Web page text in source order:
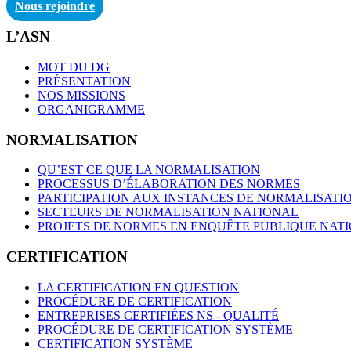
Nous rejoindre
L’ASN
MOT DU DG
PRÉSENTATION
NOS MISSIONS
ORGANIGRAMME
NORMALISATION
QU’EST CE QUE LA NORMALISATION
PROCESSUS D’ÉLABORATION DES NORMES
PARTICIPATION AUX INSTANCES DE
SECTEURS DE NORMALISATION NATIONAL
PROJETS DE NORMES EN ENQUÊTE PUBLIQUE
CERTIFICATION
LA CERTIFICATION EN QUESTION
PROCÉDURE DE CERTIFICATION
ENTREPRISES CERTIFIÉES NS - QUALITÉ
PROCÉDURE DE CERTIFICATION SYSTÈME
CERTIFICATION SYSTÈME